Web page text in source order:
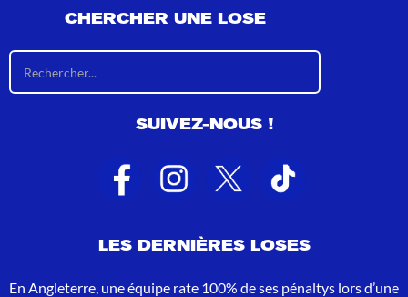
CHERCHER UNE LOSE
s
l
a
t
s
r
c
SUIVEZ-NOUS !
LES DERNIÈRES LOSES
En Angleterre, une équipe rate 100% de ses pénaltys lors d’une